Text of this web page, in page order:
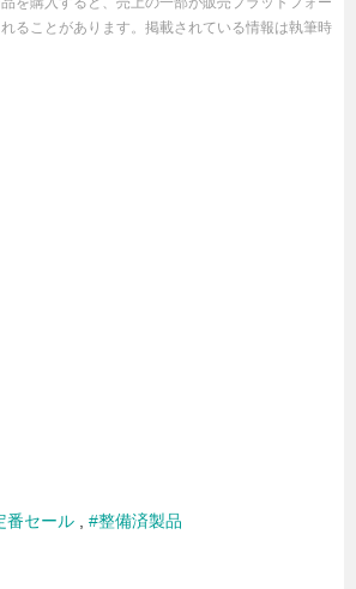
ることがあります。掲載されている情報は執筆時
番セール #整備済製品